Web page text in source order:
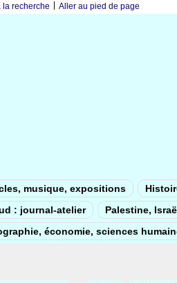
la recherche Aller au pied de page
musique, expositions
: journal-atelier
Palestine,
économie, sciences